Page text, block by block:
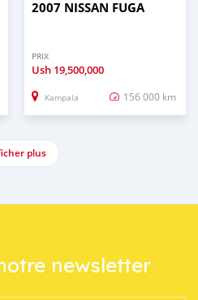
2007 NISSAN FUGA
PRIX
Ush 19,500,000
Kampala 156 000 km
plus
newsletter